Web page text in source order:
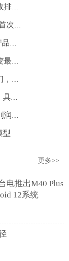
2025年第三季度：移动通讯终端股票营收排行榜
每日热讯!谷神星二号民营商业运载火箭首次飞行试验任务失利
焦点热门:2026年1月17日长沙马王堆农产品股份有限公司价格行情
受参股企业减值拖累，三元股份业绩突变最高预亏3.56亿元
即时：登贝莱谈第二球：我本想直接打门，看门将站位偏前就选了挑射
观热点：哪些是“禽用疫苗”题材受益股，具体名单如下（2026/1/16）
新资讯：美凯龙：预计2025年度归母净利润将出现亏损
型
更多>>
电推出M40 Plus
12系统